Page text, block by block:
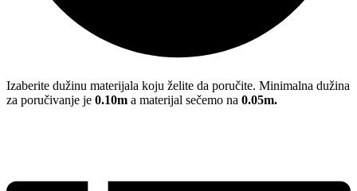
Izaberite dužinu materijala koju želite da poručite. Minimalna dužina
za poručivanje je 0.10m a materijal sečemo na 0.05m.